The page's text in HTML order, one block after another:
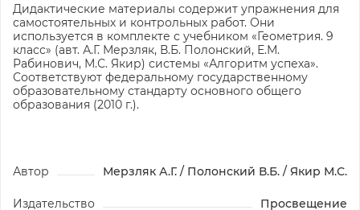
Дидактические материалы содержит упражнения для
самостоятельных и контрольных работ. Они
используется в комплекте с учебником «Геометрия. 9
класс» (авт. А.Г. Мерзляк, В.Б. Полонский, Е.М.
Рабинович, М.С. Якир) системы «Алгоритм успеха».
Соответствуют федеральному государственному
образовательному стандарту основного общего
образования (2010 г.).
Автор Мерзляк А.Г. / Полонский В.Б. / Якир М.С.
Издательство Просвещение